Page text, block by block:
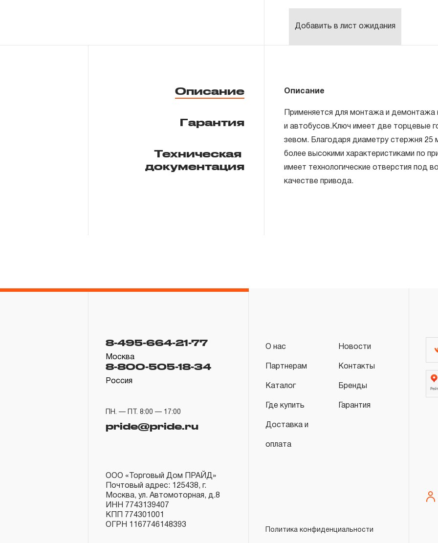
Добавить в лист ожидания
Описание
Гарантия
Техническая
документация
Описание
Применяется для монтажа и демонтажа
и автобусов.Ключ имеет две торцевые
зевом. Благодаря диаметру стержня 25
более высокими характеристиками по
имеет технологические отверстия под
качестве привода.
ГАРАНТИЙНЫЕ ОБЯЗАТЕЛЬСТВА.
Понятие «ПОЖИЗНЕННАЯ ГАРАНТИЯ».
2. Понятие «ОГРАНИЧЕННАЯ
2.1 На инструмент, имеющий в своей
СХЕМУ (МЕХАНИЗМ) распространяется
гарантии», в связи с сокращенным
повышенным износом при использовании
с начала использования в условиях
2.3 Начало гарантийного срока, начало
изделия. В отдельных случаях, при
8-495-664-21-77
Москва
8-800-505-18-34
Россия
ПН. — ПТ. 8:00 — 17:00
pride@pride.ru
ООО «Торговый Дом ПРАЙД»
Почтовый адрес: 125438, г.
Москва, ул. Автомоторная, д.8
ИНН 7743139407
КПП 774301001
ОГРН 1167746148393
О нас Новости
Партнерам Контакты
Каталог Бренды
Где купить Гарантия
Доставка и
оплата
Политика конфиденциальности